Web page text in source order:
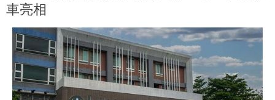
車亮相